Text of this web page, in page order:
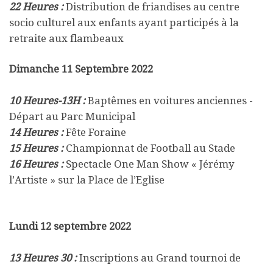
22 Heures :Distribution de friandises au centre
socio culturel aux enfants ayant participés à la
retraite aux flambeaux
Dimanche 11 Septembre 2022
10 Heures-13H :Baptêmes en voitures anciennes -
Départ au Parc Municipal
14 Heures :Fête Foraine
15 Heures :Championnat de Football au Stade
16 Heures :Spectacle One Man Show « Jérémy
l’Artiste » sur la Place de l’Eglise
Lundi 12 septembre 2022
13 Heures 30 :Inscriptions au Grand tournoi de